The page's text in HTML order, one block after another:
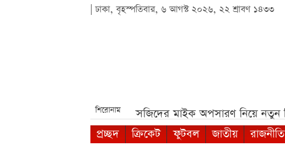
| ঢাকা, বৃহস্পতিবার, ৬ আগস্ট ২০২৬, ২২ শ্রাবণ ১৪৩৩
শিরোনাম
পশ্চিমবঙ্গে মসজিদের মাইক অপসারণ নিয়ে নতুন বিতর্ক***
প্রচ্ছদ
ক্রিকেট ফুটবল জাতীয় রাজনীতি